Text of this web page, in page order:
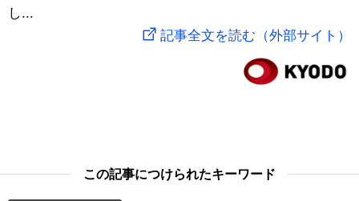
し...
記事全文を読む（外部サイト）
この記事につけられたキーワード